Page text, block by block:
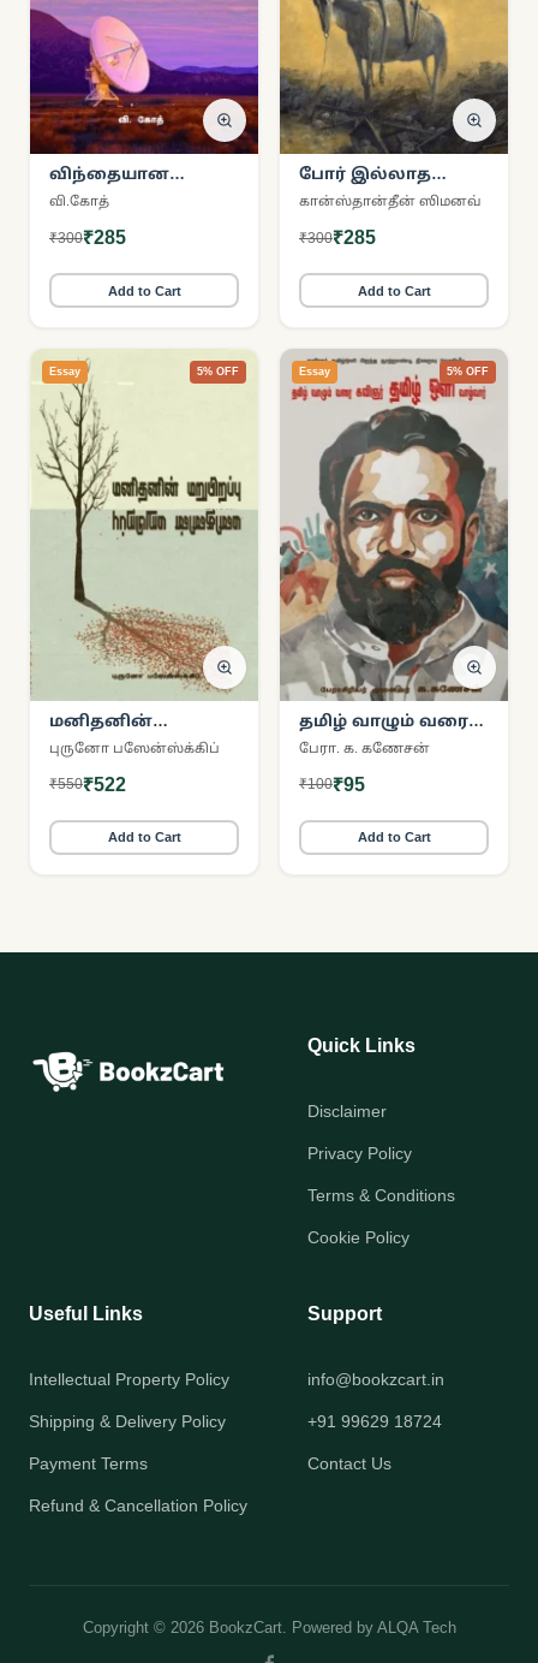
விந்தையான
பிரபஞ்சம்
வி.கோத்
₹300₹285
Add to Cart
போர் இல்லாத
இருபது நாட்கள்
கான்ஸ்தான்தீன் ஸிமனவ்
₹300₹285
Add to Cart
Essay 5% OFF
மனிதனின்
மறுபிறப்பு (சிந்தன்
புக்ஸ்)
புருனோ பஸேன்ஸ்க்கிப்
₹550₹522
Add to Cart
Essay 5% OFF
தமிழ் வாழும் வரை
தமிழ் ஒளி வாழ்வார்
பேரா. க. கணேசன்
₹100₹95
Add to Cart
Quick Links
Disclaimer
Privacy Policy
Terms & Conditions
Cookie Policy
Useful Links
Intellectual Property Policy
Shipping & Delivery Policy
Payment Terms
Refund & Cancellation Policy
Support
info@bookzcart.in
+91 99629 18724
Contact Us
Copyright © 2026 BookzCart. Powered by ALQA Tech